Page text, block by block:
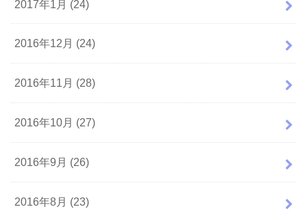
2017年1月 (24)
2016年12月 (24)
2016年11月 (28)
2016年10月 (27)
2016年9月 (26)
2016年8月 (23)